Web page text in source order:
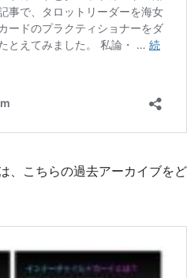
、こちらの過去アーカイブをど